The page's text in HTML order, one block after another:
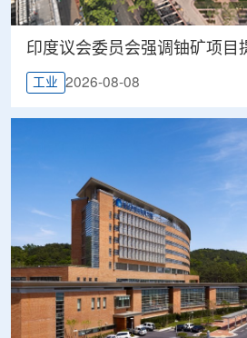
印度议会委员会强调铀矿项目
工业 2026-08-08